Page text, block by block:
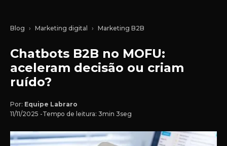
Blog Marketing digital Marketing B2B
Chatbots B2B no MOFU:
aceleram decisão ou criam
ruído?
Por: Equipe Labraro
11/11/2025 -Tempo de leitura: 3min 3seg